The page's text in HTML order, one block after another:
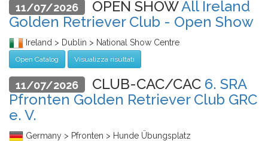
11/07/2026 OPEN SHOWAll Ireland
Golden Retriever Club - Open Show
Ireland > Dublin > National Show Centre
Open Catalog Visualizza risultati
11/07/2026 CLUB-CAC/CAC 6. SRA
Pfronten Golden Retriever Club GRC
e. V.
Germany > Pfronten > Hunde Übungsplatz